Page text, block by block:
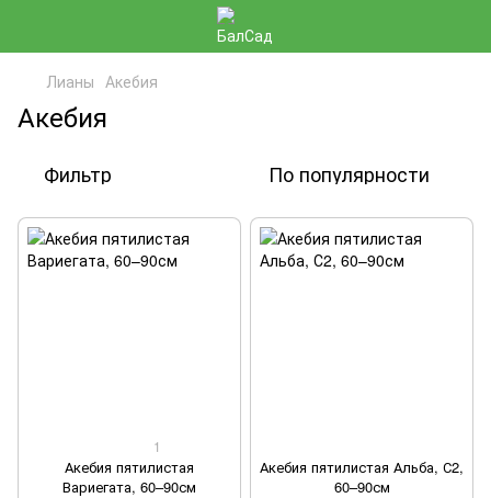
Лианы Акебия
Акебия
Фильтр По популярности
1
Акебия пятилистая
Вариегата, 60–90см
Акебия пятилистая Альба, С2,
60–90см